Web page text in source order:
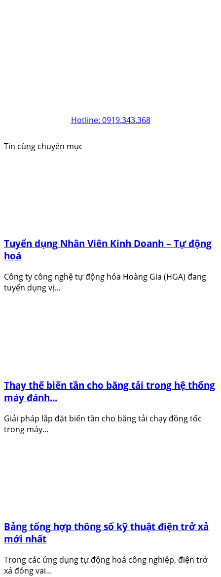
Hotline: 0919.343.368
Tin cùng chuyên mục
Tuyển dụng Nhân Viên Kinh Doanh – Tự động
hoá
Công ty công nghệ tự động hóa Hoàng Gia (HGA) đang
tuyển dụng vị...
Thay thế biến tần cho băng tải trong hệ thống
máy đánh...
Giải pháp lắp đặt biến tần cho băng tải chạy đồng tốc
trong máy...
Bảng tổng hợp thông số kỹ thuật điện trở xả
mới nhất
Trong các ứng dụng tự động hoá công nghiệp, điện trở
xả đóng vai...